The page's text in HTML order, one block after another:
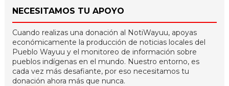
NECESITAMOS TU APOYO
Cuando realizas una donación al NotiWayuu, apoyas
económicamente la producción de noticias locales del
Pueblo Wayuu y el monitoreo de información sobre
pueblos indígenas en el mundo. Nuestro entorno, es
cada vez más desafiante, por eso necesitamos tu
donación ahora más que nunca.